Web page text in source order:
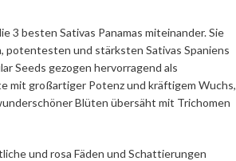
3 besten Sativas Panamas miteinander. Sie
potentesten und stärksten Sativas Spaniens
Seeds gezogen hervorragend als
mit großartiger Potenz und kräftigem Wuchs,
Blüten übersäht mit Trichomen
und rosa Fäden und Schattierungen